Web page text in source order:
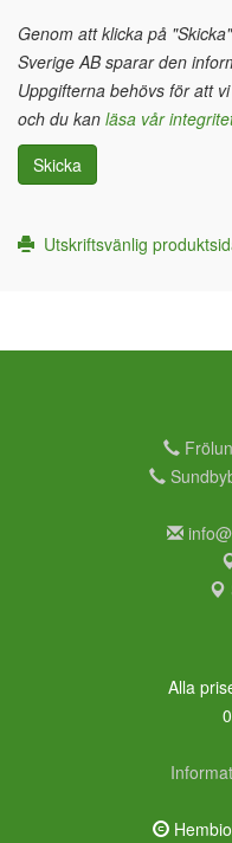
Genom att klicka på
Sverige AB sparar den
Uppgifterna behövs för att
och du kan läsa vår
Skicka
Utskriftsvänlig
Alla